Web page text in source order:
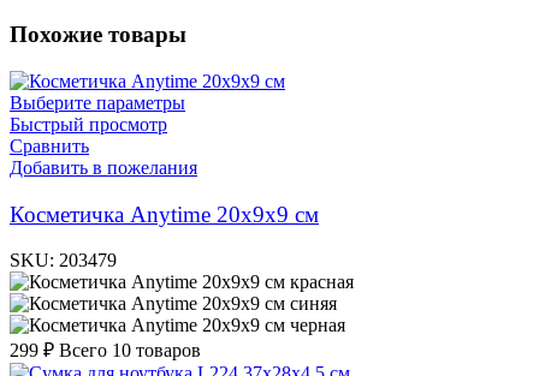
Похожие товары
Выберите параметры
Быстрый просмотр
Сравнить
Добавить в пожелания
Косметичка Anytime 20х9х9 см
SKU: 203479
красная
синяя
черная
299 ₽ Всего 10 товаров